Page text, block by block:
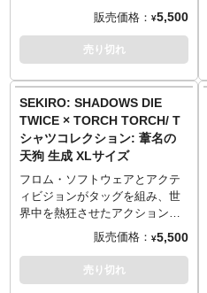
TORCH TORCH OFFICIAL
https://torchtorch.jp/
Lサイズ （73cm／55cm／50cm
／22cm）
XLサイズ （77cm／58cm／
XXLサイズ （84cm／68cm／
60cm／26cm）
──────────────────
■マテリアル
綿100% 5.6oz ヘビーウェイトボ
ディ
※杢灰のみ 綿90%、ポリエステ
ル10% 5.6oz ヘビーウェイトボ
TORCH TORCH OFFICIAL
https://torchtorch.jp/
乾いたタッチで、着こなしやす
く仕上げました。
生地はしっかりとした厚みの5.6
何度洗っても型崩れしづらく風
合いが出るのが特徴です。
──────────────────
■サイズ（着丈／身幅／肩幅／袖
丈）
Sサイズ （65cm／49cm／42cm
／19cm）
Mサイズ （69cm／52cm／46cm
Lサイズ （73cm／55cm／50cm
／22cm）
XLサイズ （77cm／58cm／
アドベンチャーゲーム
『SEKIRO: SHADOWS DIE
TWICE』。「TORCH TORCH」
とのコラボレーションTシャツが
プレイヤーに苦戦を強いた強敵
「破戒僧」。高笑いとともに長
刀をふるう彼女の姿を、フロ
ム・ソフトウェア作品に関する
数々のファンアートが人気のイ
ラストレーター・芳川氏が耽美
な鉛筆画で描き下ろし。洗練さ
乾いたタッチで、着こなしやす
く仕上げました。
生地はしっかりとした厚みの5.6
販売価格： ¥5,500
売り切れ
SEKIRO: SHADOWS DIE
TWICE × TORCH TORCH/ T
シャツコレクション: 葦名の
天狗 生成 XLサイズ
フロム・ソフトウェアとアクテ
ィビジョンがタッグを組み、世
界中を熱狂させたアクション・
アドベンチャーゲーム
『SEKIRO: SHADOWS DIE
TWICE』。「TORCH TORCH」
とのコラボレーションTシャツ、
販売価格： ¥5,500
売り切れ